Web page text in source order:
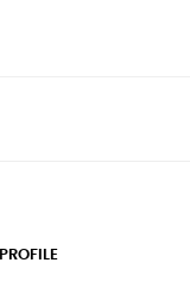
PROFILE